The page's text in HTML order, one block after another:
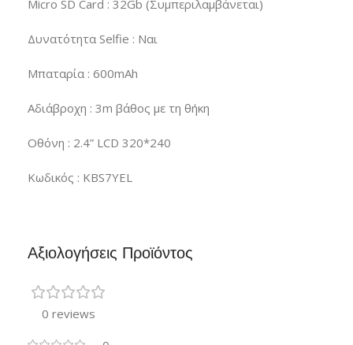
Micro SD Card : 32Gb (Συμπεριλαμβάνεται)
Δυνατότητα Selfie : Ναι
Μπαταρία : 600mAh
Αδιάβροχη : 3m βάθος με τη θήκη
Οθόνη : 2.4” LCD 320*240
Κωδικός : KBS7YEL
Αξιολογήσεις Προϊόντος
0 reviews